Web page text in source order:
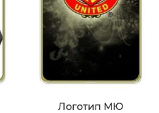
Логотип МЮ